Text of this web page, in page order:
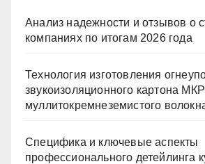
Анализ надежности и отзывов о
компаниях по итогам 2026 года
Технология изготовления
звукоизоляционного картона
муллитокремнеземистого
Специфика и ключевые аспекты
профессионального детейлинга